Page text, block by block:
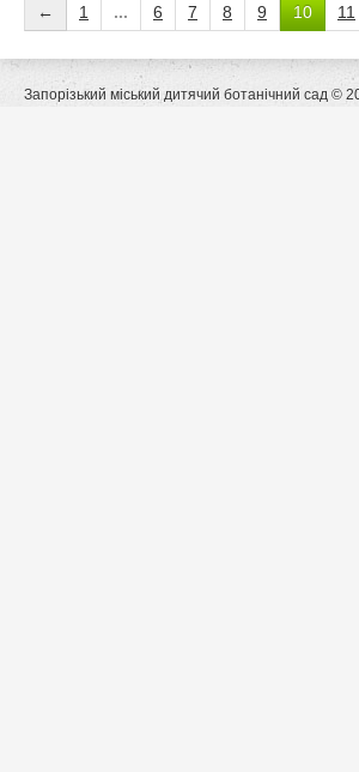
← 1 ... 6 7 8 9 10 11
Запорізький міський дитячий ботанічний сад ©